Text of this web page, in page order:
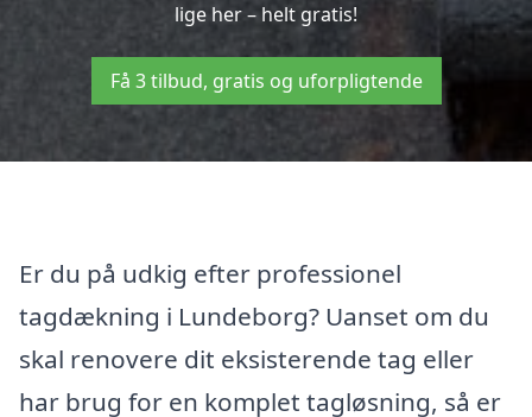
lige her – helt gratis!
Få 3 tilbud, gratis og uforpligtende
Er du på udkig efter professionel
tagdækning i Lundeborg? Uanset om du
skal renovere dit eksisterende tag eller
har brug for en komplet tagløsning, så er